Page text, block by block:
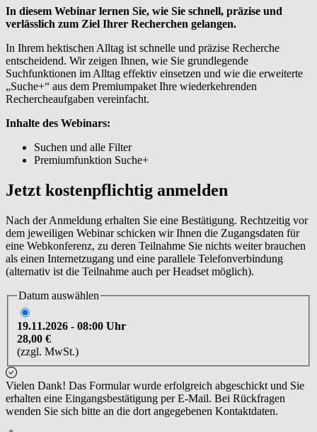
In diesem Webinar lernen Sie, wie Sie schnell, präzise und
verlässlich zum Ziel Ihrer Recherchen gelangen.
In Ihrem hektischen Alltag ist schnelle und präzise Recherche
entscheidend. Wir zeigen Ihnen, wie Sie grundlegende
Suchfunktionen im Alltag effektiv einsetzen und wie die erweiterte
„Suche+“ aus dem Premiumpaket Ihre wiederkehrenden
Rechercheaufgaben vereinfacht.
Inhalte des Webinars:
Suchen und alle Filter
Premiumfunktion Suche+
Jetzt kostenpflichtig anmelden
Nach der Anmeldung erhalten Sie eine Bestätigung. Rechtzeitig vor
dem jeweiligen Webinar schicken wir Ihnen die Zugangsdaten für
eine Webkonferenz, zu deren Teilnahme Sie nichts weiter brauchen
als einen Internetzugang und eine parallele Telefonverbindung
(alternativ ist die Teilnahme auch per Headset möglich).
Datum auswählen
19.11.2026 - 08:00 Uhr
28,00 €
(zzgl. MwSt.)
Vielen Dank! Das Formular wurde erfolgreich abgeschickt und Sie
erhalten eine Eingangsbestätigung per E-Mail. Bei Rückfragen
wenden Sie sich bitte an die dort angegebenen Kontaktdaten.